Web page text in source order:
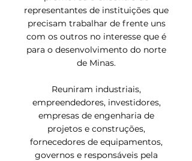
representantes de instituições que
precisam trabalhar de frente uns
com os outros no interesse que é
para o desenvolvimento do norte
de Minas.
Reuniram industriais,
empreendedores, investidores,
empresas de engenharia de
projetos e construções,
fornecedores de equipamentos,
governos e responsáveis pela